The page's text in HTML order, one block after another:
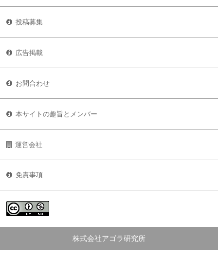
投稿募集
広告掲載
お問合わせ
本サイトの趣旨とメンバー
運営会社
免責事項
株式会社アゴラ研究所